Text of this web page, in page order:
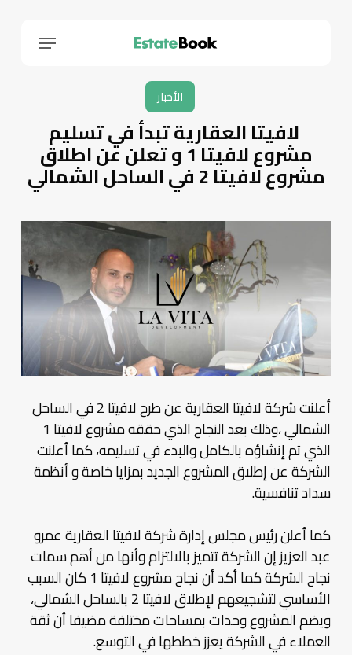
Menu
الأخبار
لافيتا العقارية تبدأ في تسليم
مشروع لافيتا 1 و تعلن عن اطلاق
مشروع لافيتا 2 في الساحل الشمالي
أعلنت شركة لافيتا العقارية عن طرح لافيتا 2 في الساحل
الشمالي ،وذلك بعد النجاح الذي حققه مشروع لافيتا 1
الذي تم إنشاؤه بالكامل والبدء في تسليمه، كما أعلنت
الشركة عن إطلاق المشروع الجديد بمزايا خاصة و أنظمة
سداد تنافسية.
كما أعلن رئيس مجلس إدارة شركة لافيتا العقارية عمرو
عبد العزيز إن الشركة تتميز بالالتزام وأنها من أهم سمات
نجاح الشركة كما أكد أن نجاح مشروع لافيتا 1 كان السبب
الأساسي لتشجيعهم لإطلاق لافيتا 2 بالساحل الشمالي،
ويضم المشروع وحدات بمساحات مختلفة مضيفا أن ثقة
العملاء في الشركة يعزز خططها في التوسع.